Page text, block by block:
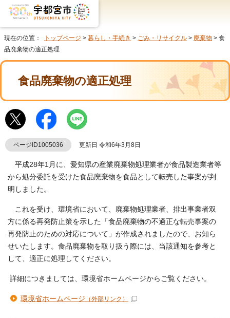
現在の位置： トップページ > 暮らし・手続き > ごみ・リサイクル > 廃棄物 > 食
品廃棄物の適正処理
食品廃棄物の適正処理
ページID1005036 更新日 令和6年3月8日
平成28年1月に、愛知県の産業廃棄物処理業者が食品製造業者等
から処分委託を受けた食品廃棄物を食品として転売した事案が判
明しました。
これを受け、環境省において、廃棄物処理業者、排出事業者双
方に係る再発防止策を示した「食品廃棄物の不適正な転売事案の
再発防止のための対応について」が作成されましたので、お知ら
せいたします。食品廃棄物を取り扱う際には、当該通知を参考と
して、適正に処理してください。
詳細につきましては、環境省ホームページからご覧ください。
環境省ホームページ （外部リンク）